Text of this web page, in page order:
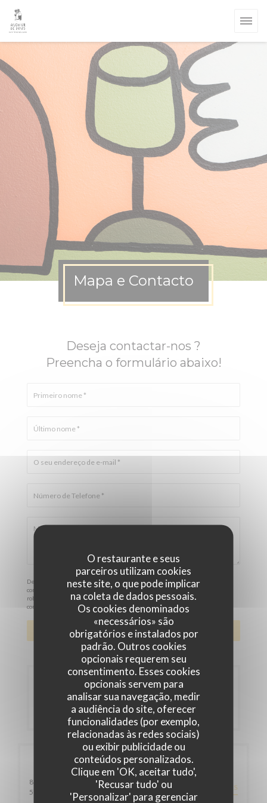
O restaurante e seus
parceiros utilizam cookies
neste site, o que pode implicar
na coleta de dados pessoais.
Os cookies denominados
«necessários» são
obrigatórios e instalados por
padrão. Outros cookies
opcionais requerem seu
consentimento. Esses cookies
opcionais servem para
analisar sua navegação, medir
a audiência do site, oferecer
funcionalidades (por exemplo,
relacionadas às redes sociais)
ou exibir publicidade ou
conteúdos personalizados.
Clique em 'OK, aceitar tudo',
'Recusar tudo' ou
'Personalizar' para gerenciar
Mapa e Contacto
Deseja contactar-nos ?
Preencha o formulário abaixo!
De acordo com a legislação de proteção de dados, tem o direito de se opor a
comunicações de marketing. Pode registar-se na Lista Robinson através de
robinson.pt
. Para mais informações sobre o tratamento dos seus dados,
consulte a nossa
política de privacidade.
Reserva
RESERVAR UMA MESA
Informações gerais
81 rue d'Angleterre
59800 LILLE
((abre numa nova janela)) DIREÇÕES